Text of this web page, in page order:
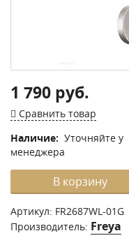
1 790 руб.
Сравнить товар
Наличие: Уточняйте у
менеджера
В корзину
Артикул: FR2687WL-01G
Производитель: Freya